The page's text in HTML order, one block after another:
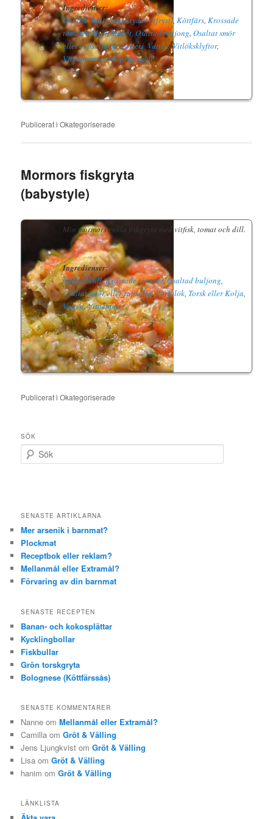
Ingredienser:
Gul lök,Italienska kryddor (fryst), Köttfärs, Krossade
tomater,Mjöl,Morot,Osaltad buljong, Osaltat smör
eller rapsolja,Rotselleri,Vatten,Vitlöksklyftor,
Vitpeppar och Svartpeppar
Publicerat i Okategoriserade
Mormors fiskgryta
(babystyle)
Min mormors enkla fiskgryta med vitfisk, tomat och dill.
Ingredienser:
hackad Dill,Krossade tomater,Osaltad buljong,
Osaltat smör eller rapsolja,Purjolök, Torsk eller Kolja,
Vatten,Vitpeppar
Publicerat i Okategoriserade
SÖK
ö
SENASTE ARTIKLARNA
Mer arsenik i barnmat?
Plockmat
Receptbok eller reklam?
Mellanmål eller Extramål?
Förvaring av din barnmat
SENASTE RECEPTEN
Banan- och kokosplättar
Kycklingbollar
Fiskbullar
Grön torskgryta
Bolognese (Köttfärssås)
SENASTE KOMMENTARER
Nanne omMellanmål eller Extramål?
Camilla omGröt & Välling
Jens Ljungkvist omGröt & Välling
Lisa omGröt & Välling
hanim omGröt & Välling
LÄNKLISTA